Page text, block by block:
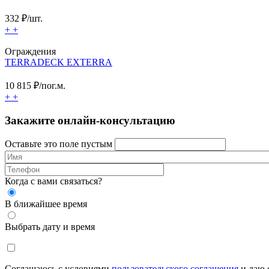
332 ₽/шт.
+ +
Ограждения
TERRADECK EXTERRA
10 815 ₽/пог.м.
+ +
Закажите онлайн-консультацию
Оставьте это поле пустым
Когда с вами связаться?
В ближайшее время
Выбрать дату и время